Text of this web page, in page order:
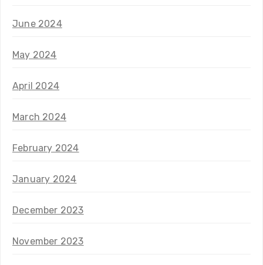
June 2024
May 2024
April 2024
March 2024
February 2024
January 2024
December 2023
November 2023